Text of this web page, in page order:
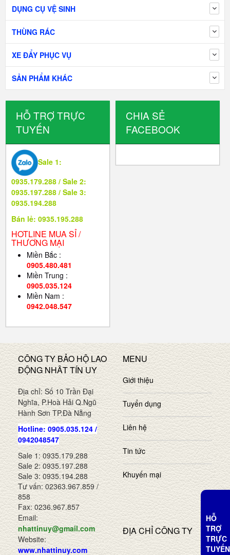
DỤNG CỤ VỆ SINH
THÙNG RÁC
XE ĐẨY PHỤC VỤ
SẢN PHẨM KHÁC
HỖ TRỢ TRỰC
TUYẾN
Sale 1:
0935.179.288 / Sale 2:
0935.197.288 / Sale 3:
0935.194.288
Bán lẻ: 0935.195.288
HOTLINE MUA SỈ /
THƯƠNG MẠI
Miền Bắc :
0905.480.481
Miền Trung :
0905.035.124
Miền Nam :
0942.048.547
CHIA SẺ
FACEBOOK
CÔNG TY BẢO HỘ LAO
ĐỘNG NHÂT TÍN UY
Địa chỉ: Số 10 Trần Đại
Nghĩa, P.Hoà Hải Q.Ngũ
Hành Sơn TP.Đà Nẵng
Hotline: 0905.035.124 /
0942048547
Sale 1: 0935.179.288
Sale 2: 0935.197.288
Sale 3: 0935.194.288
Tư vấn: 02363.967.859 /
858
Fax: 0236.967.857
Email:
nhattinuy@gmail.com
Website:
www.nhattinuy.com
MENU
Giới thiệu
Tuyển dụng
Liên hệ
Tin tức
Khuyến mại
ĐỊA CHỈ CÔNG TY
HỖ
TRỢ
TRỰC
TUYẾN